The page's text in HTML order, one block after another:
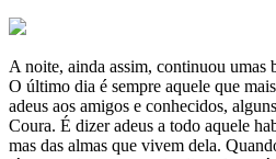
A noite, ainda assim, continuou umas
O último dia é sempre aquele que
adeus aos amigos e conhecidos,
Coura. É dizer adeus a todo aquele
mas das almas que vivem dela.